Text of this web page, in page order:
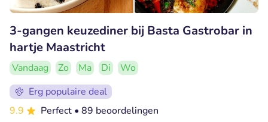
3-gangen keuzediner bij Basta Gastrobar in
hartje Maastricht
Vandaag Zo Ma Di
Wo
Erg populaire deal
9.9
Perfect • 89 beoordelingen